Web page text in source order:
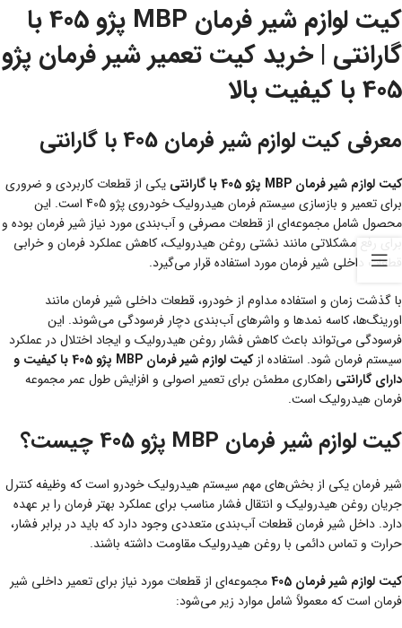
کیت لوازم شیر فرمان MBP پژو 405 با
گارانتی | خرید کیت تعمیر شیر فرمان پژو
405 با کیفیت بالا
معرفی کیت لوازم شیر فرمان 405 با گارانتی
کیت لوازم شیر فرمان MBP پژو 405 با گارانتی
یکی از قطعات کاربردی و ضروری
برای تعمیر و بازسازی سیستم فرمان هیدرولیک خودروی پژو 405 است. این
محصول شامل مجموعه‌ای از قطعات مصرفی و آب‌بندی مورد نیاز شیر فرمان بوده و
برای رفع مشکلاتی مانند نشتی روغن هیدرولیک، کاهش عملکرد فرمان و خرابی
قطعات داخلی شیر فرمان مورد استفاده قرار می‌گیرد.
با گذشت زمان و استفاده مداوم از خودرو، قطعات داخلی شیر فرمان مانند
اورینگ‌ها، کاسه نمدها و واشرهای آب‌بندی دچار فرسودگی می‌شوند. این
فرسودگی می‌تواند باعث کاهش فشار روغن هیدرولیک و ایجاد اختلال در عملکرد
سیستم فرمان شود. استفاده از
کیت لوازم شیر فرمان MBP پژو 405 با کیفیت و
دارای گارانتی راهکاری مطمئن برای تعمیر اصولی و افزایش طول عمر مجموعه
فرمان هیدرولیک است.
کیت لوازم شیر فرمان MBP پژو 405 چیست؟
شیر فرمان یکی از بخش‌های مهم سیستم هیدرولیک خودرو است که وظیفه کنترل
جریان روغن هیدرولیک و انتقال فشار مناسب برای عملکرد بهتر فرمان را بر عهده
دارد. داخل شیر فرمان قطعات آب‌بندی متعددی وجود دارد که باید در برابر فشار،
حرارت و تماس دائمی با روغن هیدرولیک مقاومت داشته باشند.
کیت لوازم شیر فرمان 405
مجموعه‌ای از قطعات مورد نیاز برای تعمیر داخلی شیر
فرمان است که معمولاً شامل موارد زیر می‌شود: